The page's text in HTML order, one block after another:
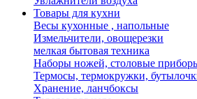
Товары для кухни
Весы кухонные , напольные
Измельчители, овощерезки
мелкая бытовая техника
Наборы ножей, столовые
Термосы, термокружки,
Хранение, ланчбоксы